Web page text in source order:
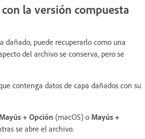
la versión compuesta
dañado, puede recuperarlo como una
del archivo se conserva, pero se
contenga datos de capa dañados con su
Mayús + Opción (macOS) o Mayús +
se abre el archivo.